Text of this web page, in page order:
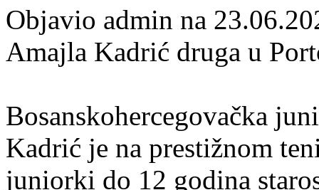
Objavio admin na
Amajla Kadrić druga u
Bosanskohercegovačka
Kadrić je na prestižnom
juniorki do 12 godina